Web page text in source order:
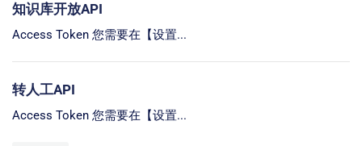
知识库开放API
Access Token 您需要在【设置...
转人工API
Access Token 您需要在【设置...